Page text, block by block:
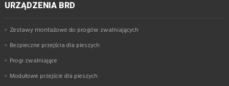
URZĄDZENIA BRD
Zestawy montażowe do progów zwalniających
Bezpieczne przejścia dla pieszych
Progi zwalniające
Modułowe przejście dla pieszych